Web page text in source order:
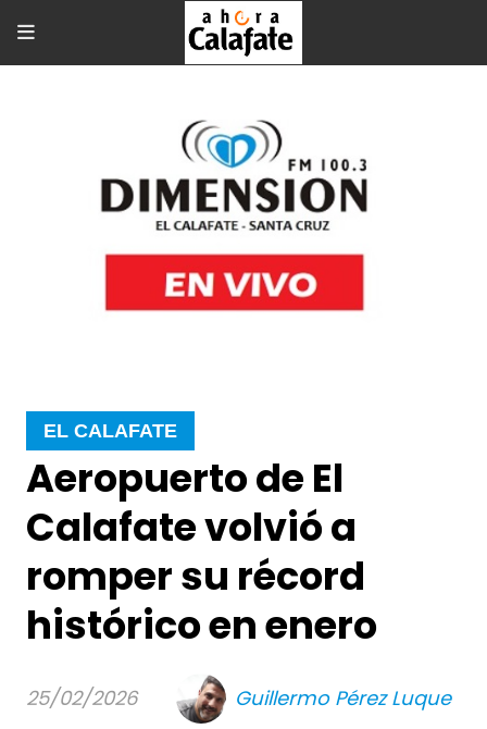
Aeropuerto de El
Calafate volvió a
romper su récord
histórico en enero
EL CALAFATE
25/02/2026 Guillermo Pérez Luque